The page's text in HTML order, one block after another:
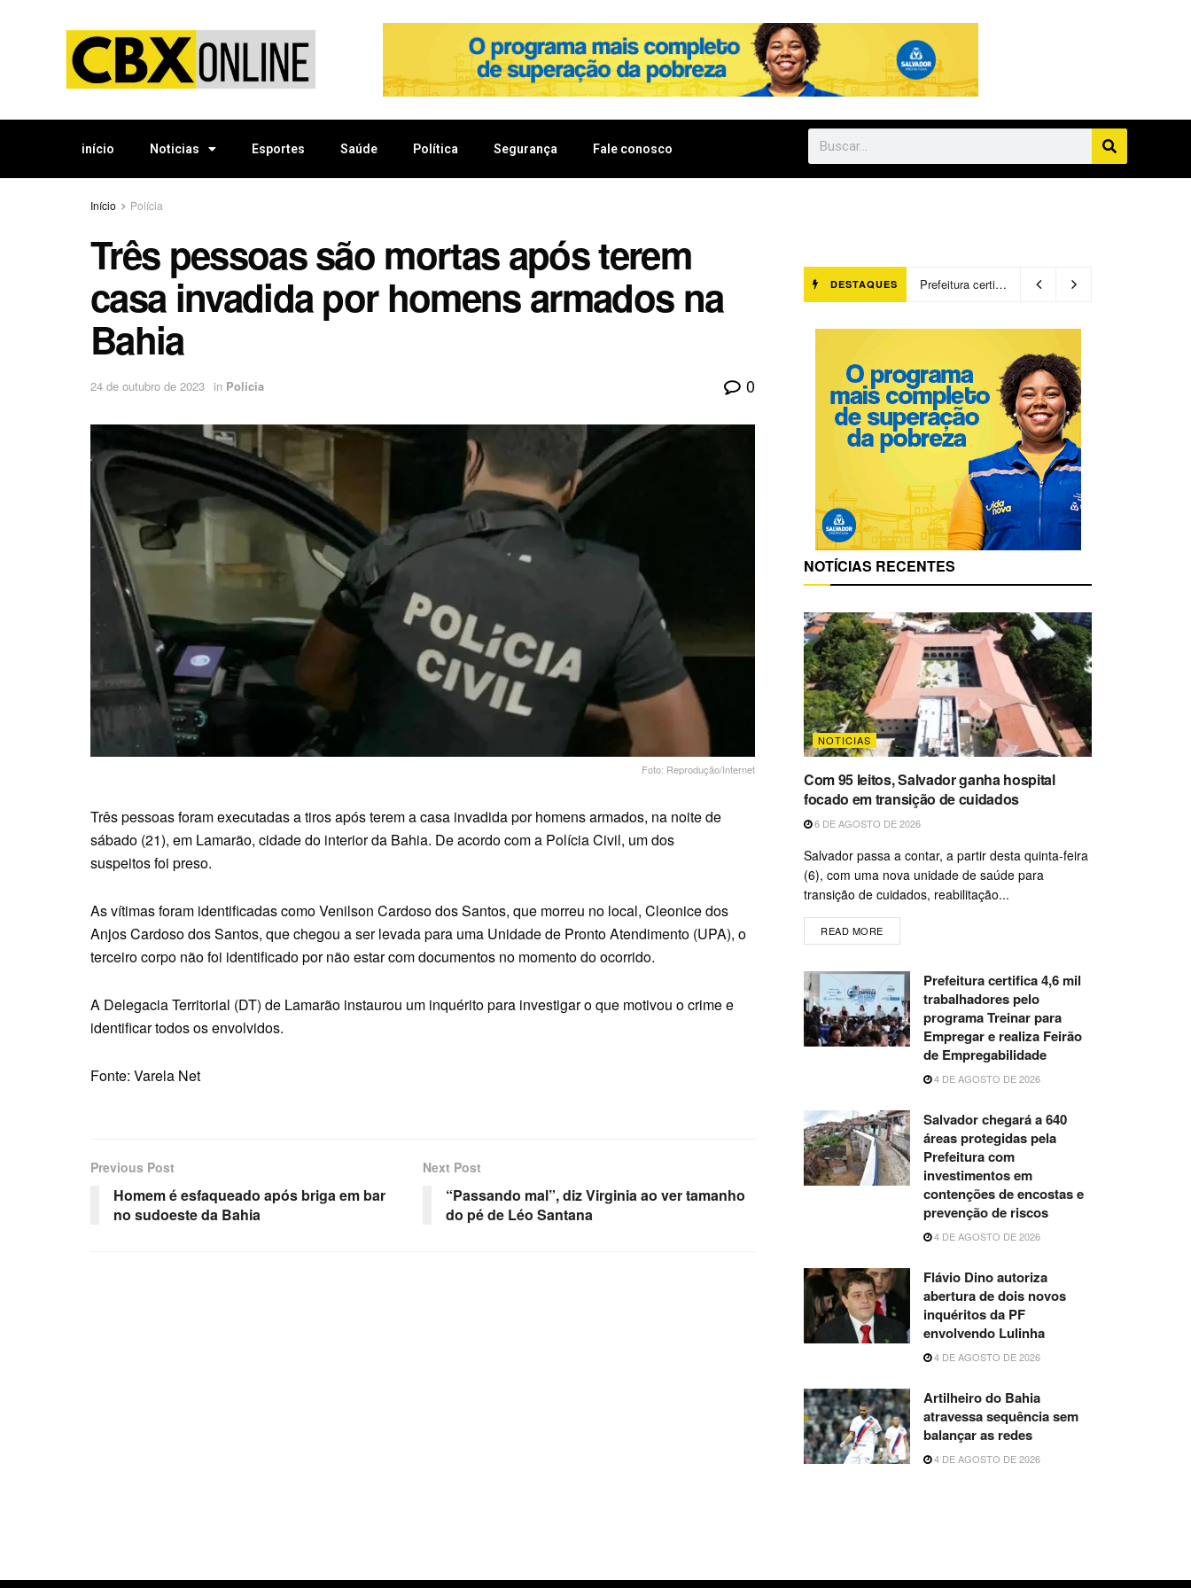
início Noticias Esportes Saúde Política Segurança Fale conosco
Início Polícia
Três pessoas são mortas após terem
casa invadida por homens armados na
Bahia
24 de outubro de 2023 in Polícia 0
Foto: Reprodução/Internet
Três pessoas foram executadas a tiros após terem a casa invadida por homens armados, na noite de
sábado (21), em Lamarão, cidade do interior da Bahia. De acordo com a Polícia Civil, um dos
suspeitos foi preso.
As vítimas foram identificadas como Venilson Cardoso dos Santos, que morreu no local, Cleonice dos
Anjos Cardoso dos Santos, que chegou a ser levada para uma Unidade de Pronto Atendimento (UPA), o
terceiro corpo não foi identificado por não estar com documentos no momento do ocorrido.
A Delegacia Territorial (DT) de Lamarão instaurou um inquérito para investigar o que motivou o crime e
identificar todos os envolvidos.
Fonte: Varela Net
Previous Post
Homem é esfaqueado após briga em bar
no sudoeste da Bahia
Next Post
“Passando mal”, diz Virginia ao ver tamanho
do pé de Léo Santana
DESTAQUES Prefeitura certifica 4,6 mil trabalhadores pelo programa Treinar para Empregar e realiza Feirão de Empregabilidade
NOTÍCIAS RECENTES
NOTICIAS
Com 95 leitos, Salvador ganha hospital
focado em transição de cuidados
6 DE AGOSTO DE 2026
Salvador passa a contar, a partir desta quinta-feira
(6), com uma nova unidade de saúde para
transição de cuidados, reabilitação...
READ MORE
Prefeitura certifica 4,6 mil
trabalhadores pelo
programa Treinar para
Empregar e realiza Feirão
de Empregabilidade
4 DE AGOSTO DE 2026
Salvador chegará a 640
áreas protegidas pela
Prefeitura com
investimentos em
contenções de encostas e
prevenção de riscos
4 DE AGOSTO DE 2026
Flávio Dino autoriza
abertura de dois novos
inquéritos da PF
envolvendo Lulinha
4 DE AGOSTO DE 2026
Artilheiro do Bahia
atravessa sequência sem
balançar as redes
4 DE AGOSTO DE 2026